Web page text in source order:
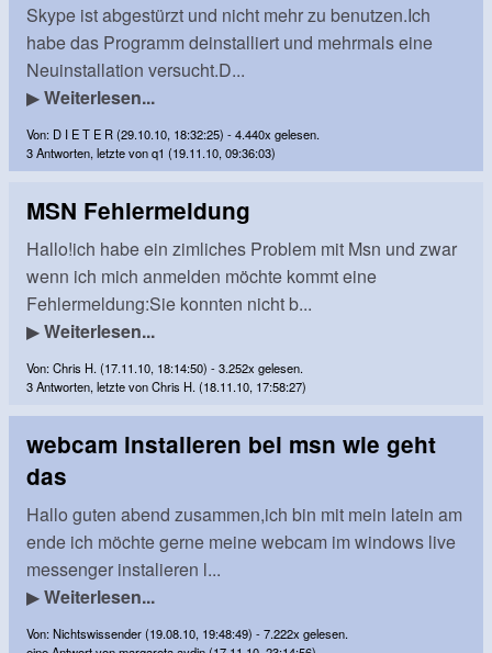
Skype ist abgestürzt und nicht mehr zu benutzen.Ich
habe das Programm deinstalliert und mehrmals eine
Neuinstallation versucht.D...
▶Weiterlesen...
Von: D I E T E R (29.10.10, 18:32:25) - 4.440x gelesen.
3 Antworten, letzte von q1 (19.11.10, 09:36:03)
MSN Fehlermeldung
Hallo!ich habe ein zimliches Problem mit Msn und zwar
wenn ich mich anmelden möchte kommt eine
Fehlermeldung:Sie konnten nicht b...
▶Weiterlesen...
Von: Chris H. (17.11.10, 18:14:50) - 3.252x gelesen.
3 Antworten, letzte von Chris H. (18.11.10, 17:58:27)
webcam instalieren bei msn wie geht
das
Hallo guten abend zusammen,ich bin mit mein latein am
ende ich möchte gerne meine webcam im windows live
messenger instalieren l...
▶Weiterlesen...
Von: Nichtswissender (19.08.10, 19:48:49) - 7.222x gelesen.